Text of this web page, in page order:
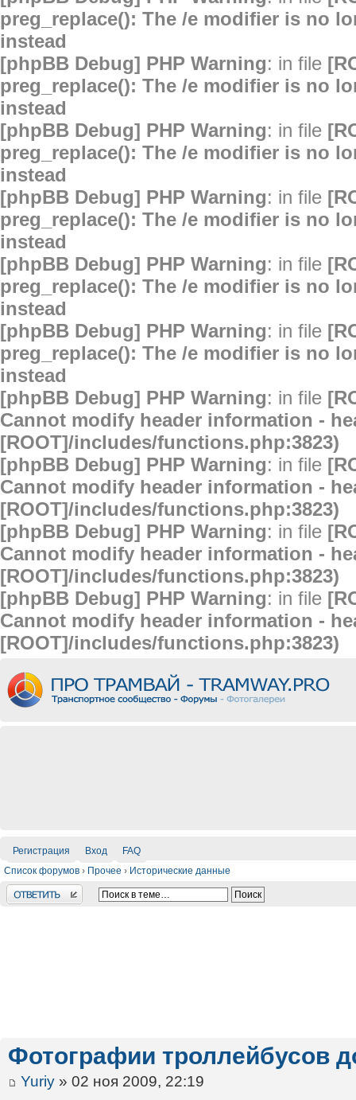
preg_replace(): The /e modifier is no
instead
[phpBB Debug] PHP Warning: in file
preg_replace(): The /e modifier is no
instead
[phpBB Debug] PHP Warning: in file
preg_replace(): The /e modifier is no
instead
[phpBB Debug] PHP Warning: in file
preg_replace(): The /e modifier is no
instead
[phpBB Debug] PHP Warning: in file
preg_replace(): The /e modifier is no
instead
[phpBB Debug] PHP Warning: in file
preg_replace(): The /e modifier is no
instead
[phpBB Debug] PHP Warning: in file
Cannot modify header information -
[ROOT]/includes/functions.php:3823)
[phpBB Debug] PHP Warning: in file
Cannot modify header information -
[ROOT]/includes/functions.php:3823)
[phpBB Debug] PHP Warning: in file
Cannot modify header information -
[ROOT]/includes/functions.php:3823)
[phpBB Debug] PHP Warning: in file
Cannot modify header information -
[ROOT]/includes/functions.php:3823)
Регистрация Вход
FAQ
Список форумов › Прочее › Исторические данные
Ответить
Фотографии троллейбусов
Yuriy » 02 ноя 2009, 22:19